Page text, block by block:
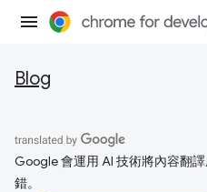
Blog
Google 會運用 AI 技術將內容翻
錯。